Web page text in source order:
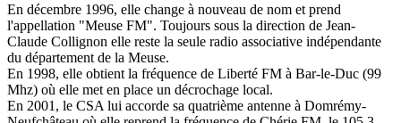
En décembre 1996, elle change à nouveau de nom et prend
l'appellation "Meuse FM". Toujours sous la direction de Jean-
Claude Collignon elle reste la seule radio associative indépendante
du département de la Meuse.
En 1998, elle obtient la fréquence de Liberté FM à Bar-le-Duc (99
Mhz) où elle met en place un décrochage local.
En 2001, le CSA lui accorde sa quatrième antenne à Domrémy-